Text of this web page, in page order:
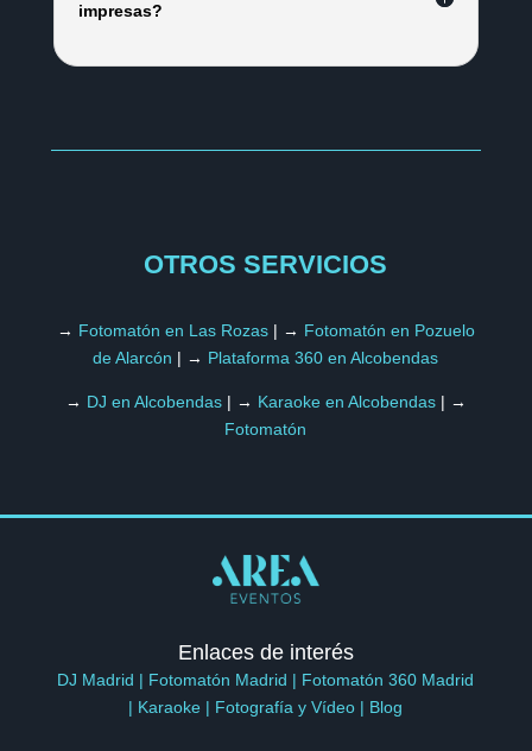
impresas?
OTROS SERVICIOS
→ Fotomatón en Las Rozas| → Fotomatón en Pozuelo
de Alarcón | → Plataforma 360 en Alcobendas
→ DJ en Alcobendas| → Karaoke en Alcobendas| →
Fotomatón
Enlaces de interés
DJ Madrid | Fotomatón Madrid | Fotomatón 360 Madrid
| Karaoke | Fotografía y Vídeo | Blog